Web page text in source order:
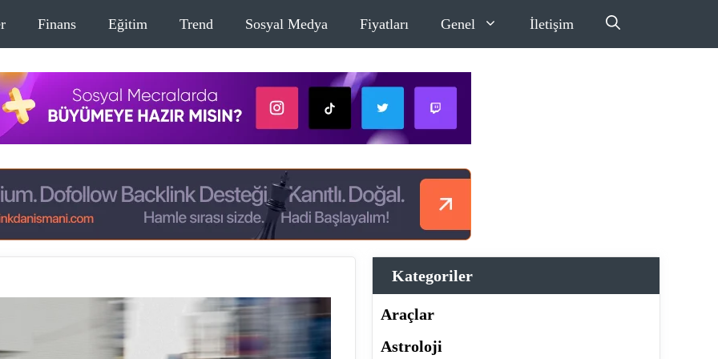
Finans Eğitim Trend Sosyal Medya Fiyatları Genel İletişim
Kategoriler
Araçlar
Astroloji